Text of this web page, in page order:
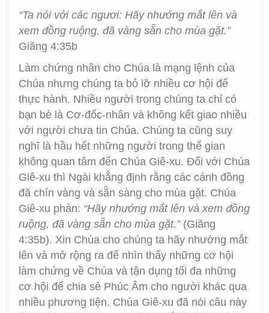
“Ta nói với các ngươi: Hãy nhướng mắt lên và
xem đồng ruộng, đã vàng sẵn cho mùa gặt.”
Giăng 4:35b
Làm chứng nhân cho Chúa là mạng lệnh của
Chúa nhưng chúng ta bỏ lỡ nhiều cơ hội để
thực hành. Nhiều người trong chúng ta chỉ có
bạn bè là Cơ-đốc-nhân và không kết giao nhiều
với người chưa tin Chúa. Chúng ta cũng suy
nghĩ là hầu hết những người trong thế gian
không quan tâm đến Chúa Giê-xu. Đối với Chúa
Giê-xu thì Ngài khẳng định rằng các cánh đồng
đã chín vàng và sẵn sàng cho mùa gặt. Chúa
Giê-xu phán: “Hãy nhướng mắt lên và xem đồng
ruộng, đã vàng sẵn cho mùa gặt.”(Giăng
4:35b). Xin Chúa cho chúng ta hãy nhướng mắt
lên và mở rộng ra để nhìn thấy những cơ hội
làm chứng về Chúa và tận dụng tối đa những
cơ hội để chia sẻ Phúc Âm cho người khác qua
nhiều phương tiện. Chúa Giê-xu đã nói câu này